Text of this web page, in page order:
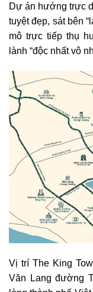
Dự án hướng trực
tuyệt đẹp, sát bên
mô trực tiếp thụ
lành “độc nhất vô
Vị trí The King
Văn Lang đường